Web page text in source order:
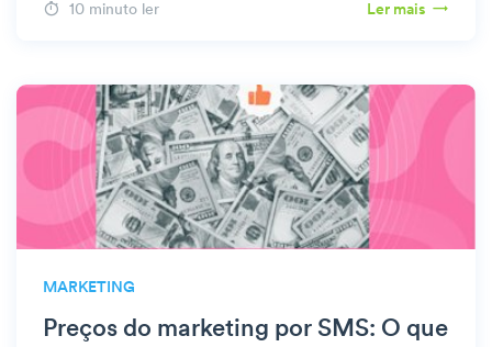
10 minuto ler Ler mais
MARKETING
Preços do marketing por SMS: O que